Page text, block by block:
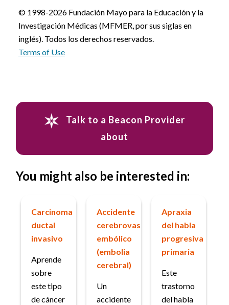
© 1998-2026 Fundación Mayo para la Educación y la
Investigación Médicas (MFMER, por sus siglas en
inglés). Todos los derechos reservados.
Terms of Use
Talk to a Beacon Provider
about
You might also be interested in:
Carcinoma
ductal
invasivo
Aprende
sobre
este tipo
de cáncer
Accidente
cerebrovascular
embólico
(embolia
cerebral)
Un
accidente
Apraxia
del habla
progresiva
primaria
Este
trastorno
del habla